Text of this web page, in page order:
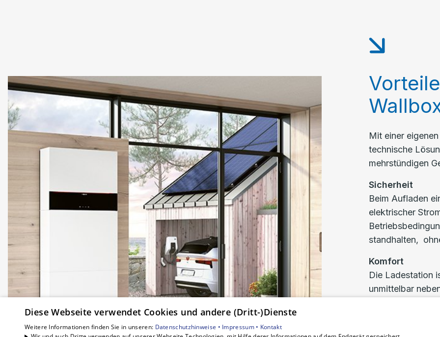
Mit einer
technische
mehrstündigen
Sicherheit
Beim Aufladen
elektrischer
standhalten,
Komfort
Die Ladestation
unmittelbar
Diese Webseite verwendet Cookies und andere (Dritt-)Dienste
Weitere Informationen finden Sie in unseren: Datenschutzhinweise • Impressum • Kontakt